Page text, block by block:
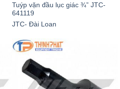
Tuýp vặn đầu lục giác ¾” JTC-
641119
JTC- Đài Loan